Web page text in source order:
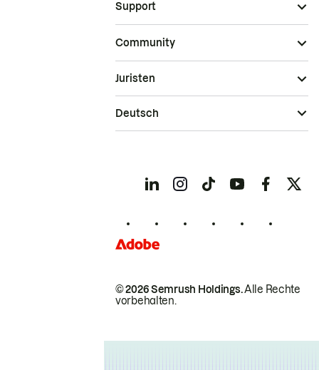
Support
Community
© 2026 Semrush Holdings.Alle Rechte
vorbehalten.
Juristen
Deutsch